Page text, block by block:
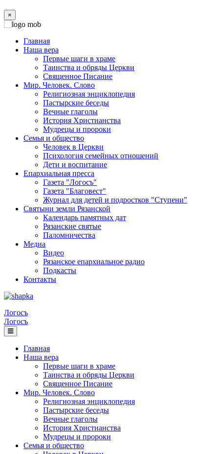
×
Главная
Наша вера
Первые шаги в храме
Таинства и обряды Церкви
Священное Писание
Мир. Человек. Слово
Религиозная энциклопедия
Пастырские беседы
Вечные глаголы
История Христианства
Мудрецы и пророки
Семья и общество
Человек в Церкви
Психология семейных отношений
Дети и воспитание
Епархиальная пресса
Газета "Логосъ"
Газета "Благовест"
Журнал для детей и подростков "Ступени"
Святыни земли Рязанской
Календарь памятных дат
Рязанские святые
Паломничества
Медиа
Видео
Рязанское епархиальное радио
Подкасты
Контакты
Логосъ
Логосъ
Главная
Наша вера
Первые шаги в храме
Таинства и обряды Церкви
Священное Писание
Мир. Человек. Слово
Религиозная энциклопедия
Пастырские беседы
Вечные глаголы
История Христианства
Мудрецы и пророки
Семья и общество